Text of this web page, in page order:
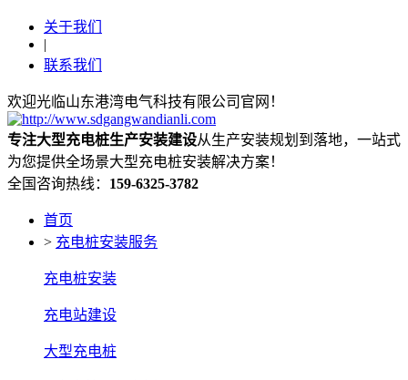
关于我们
|
联系我们
欢迎光临山东港湾电气科技有限公司官网！
专注大型充电桩生产安装建设从生产安装规划到落地，一站式
为您提供全场景大型充电桩安装解决方案！
全国咨询热线： 159-6325-3782
首页
> 充电桩安装服务
充电桩安装
充电站建设
大型充电桩